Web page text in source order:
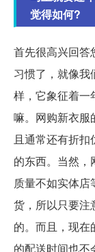
觉得如何?
首先很高兴回答
习惯了，就像我
样，它象征着一
嘛。网购新衣服
且通常还有折
的东西。当然，
质量不如实体
货，所以只要注
的。而且，现在
的配送时间也不